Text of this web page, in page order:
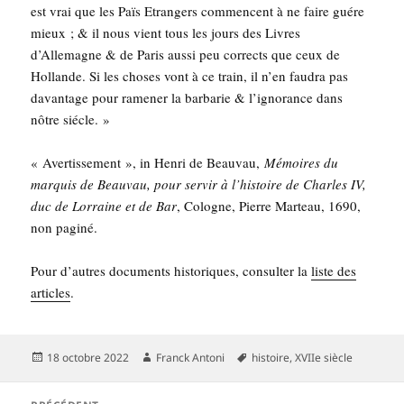
est vrai que les Païs Etran­gers com­mencent à ne faire guére
mieux ; & il nous vient tous les jours des Livres
d’Allemagne & de Paris aus­si peu cor­rects que ceux de
Hol­lande. Si les choses vont à ce train, il n’en fau­dra pas
davan­tage pour rame­ner la bar­ba­rie & l’ignorance dans
nôtre siécle. »
« Aver­tis­se­ment », in Hen­ri de Beau­vau,Mémoires du
mar­quis de Beau­vau, pour ser­vir à l’his­toire de Charles IV,
duc de Lor­raine et de Bar, Cologne, Pierre Mar­teau, 1690,
non paginé.
Pour d’autres docu­ments his­to­riques, consul­ter laliste des
articles.
Publié
18 octobre 2022 Auteur
Franck Antoni
Mots-
histoire,XVIIe siècle